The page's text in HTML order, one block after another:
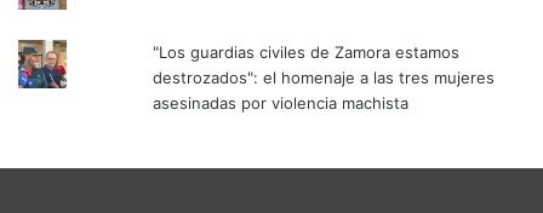
"Los guardias civiles de Zamora estamos
destrozados": el homenaje a las tres mujeres
asesinadas por violencia machista